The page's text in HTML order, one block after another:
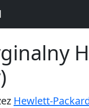
Hewlett-